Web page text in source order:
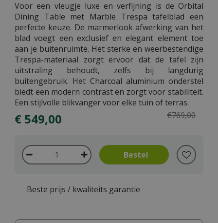
Voor een vleugje luxe en verfijning is de Orbital
Dining Table met Marble Trespa tafelblad een
perfecte keuze. De marmerlook afwerking van het
blad voegt een exclusief en elegant element toe
aan je buitenruimte. Het sterke en weerbestendige
Trespa-materiaal zorgt ervoor dat de tafel zijn
uitstraling behoudt, zelfs bij langdurig
buitengebruik. Het Charcoal aluminium onderstel
biedt een modern contrast en zorgt voor stabiliteit.
Een stijlvolle blikvanger voor elke tuin of terras.
€769,00
€ 549,00
Beste prijs / kwaliteits garantie